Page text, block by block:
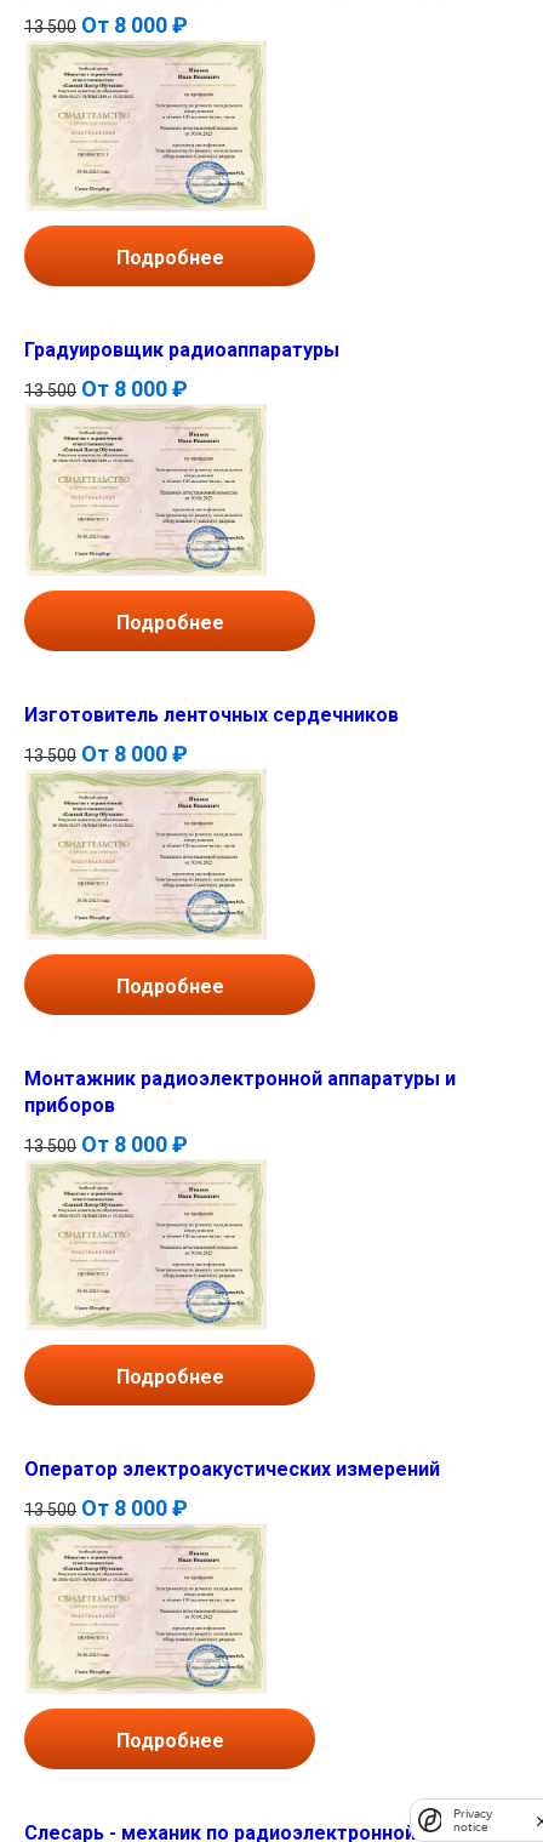
13 500 От 8 000 ₽
Подробнее
Градуировщик радиоаппаратуры
13 500 От 8 000 ₽
Подробнее
Изготовитель ленточных сердечников
13 500 От 8 000 ₽
Подробнее
Монтажник радиоэлектронной аппаратуры и
приборов
13 500 От 8 000 ₽
Подробнее
Оператор электроакустических измерений
13 500 От 8 000 ₽
Подробнее
Слесарь - механик по радиоэлектронной
Privacy
notice